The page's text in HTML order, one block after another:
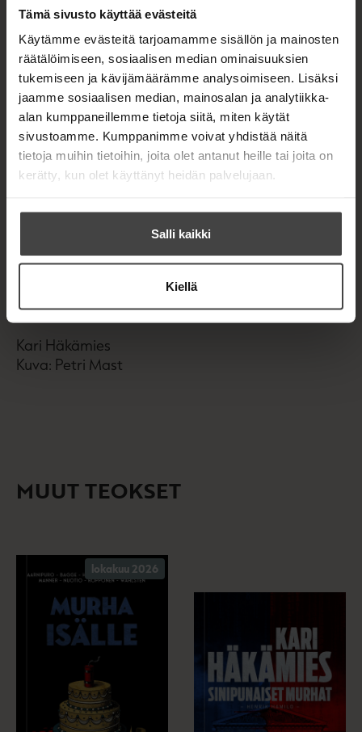
Tämä sivusto käyttää evästeitä
Käytämme evästeitä tarjoamamme sisällön ja mainosten
räätälöimiseen, sosiaalisen median ominaisuuksien
tukemiseen ja kävijämäärämme analysoimiseen. Lisäksi
jaamme sosiaalisen median, mainosalan ja analytiikka-
alan kumppaneillemme tietoja siitä, miten käytät
sivustoamme. Kumppanimme voivat yhdistää näitä
tietoja muihin tietoihin, joita olet antanut heille tai joita on
kerätty, kun olet käyttänyt heidän palvelujaan.
Salli kaikki
Kiellä
t
e
n
v
ä
l
i
l
e
h
n
r
H
k
ä
m
i
e
s
Kari Häkämies
Kuva: Petri Mast
MUUT TEOKSET
lokakuu 2026